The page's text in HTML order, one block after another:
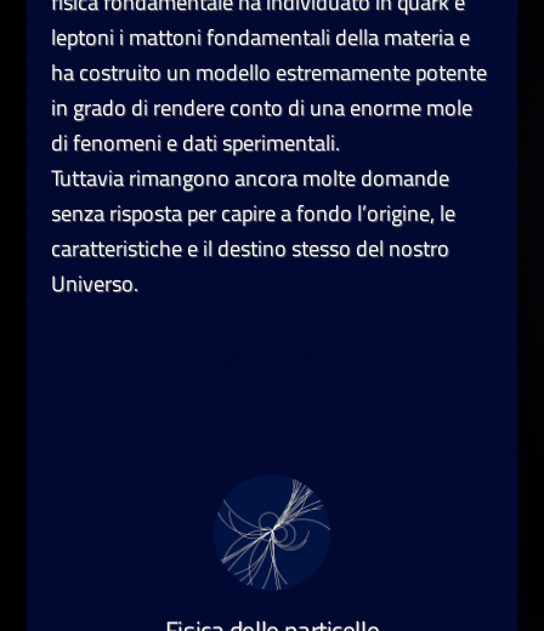
leptoni i mattoni fondamentali della materia e
ha costruito un modello estremamente potente
in grado di rendere conto di una enorme mole
di fenomeni e dati sperimentali.
Tuttavia rimangono ancora molte domande
senza risposta per capire a fondo l’origine, le
caratteristiche e il destino stesso del nostro
Universo.